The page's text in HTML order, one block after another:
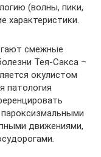
(волны, пики,
характеристики.
смежные
Тея-Сакса –
окулистом
патология
движениями,